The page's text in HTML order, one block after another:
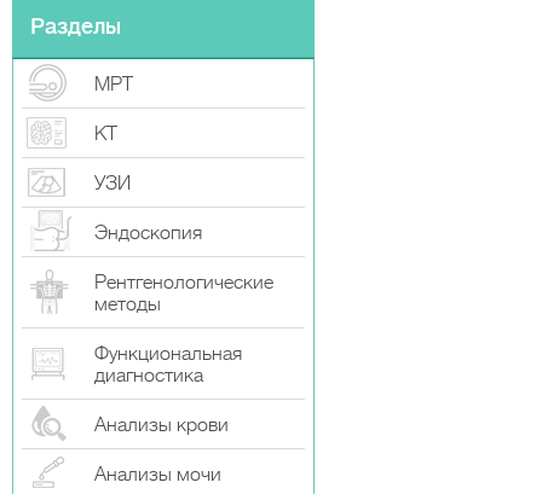
Разделы
МРТ
КТ
УЗИ
Эндоскопия
Рентгенологические
методы
Функциональная
диагностика
Анализы крови
Анализы мочи